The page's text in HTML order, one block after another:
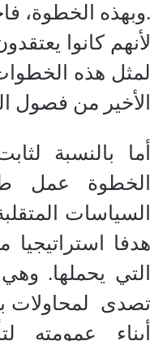
.وبهذه الخطوة،
لأنهم كانوا
لمثل هذه
الأخير من فصول
أما بالنسبة
الخطوة عمل
السياسات
هدفا
التي يحملها.
تصدى لمحاولات
أبناء عمومته